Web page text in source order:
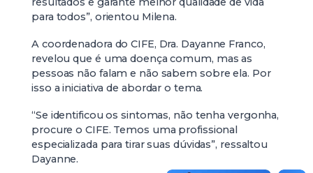
para todos”, orientou Milena.
A coordenadora do CIFE, Dra. Dayanne Franco,
revelou que é uma doença comum, mas as
pessoas não falam e não sabem sobre ela. Por
isso a iniciativa de abordar o tema.
“Se identificou os sintomas, não tenha vergonha,
procure o CIFE. Temos uma profissional
especializada para tirar suas dúvidas”, ressaltou
Dayanne.